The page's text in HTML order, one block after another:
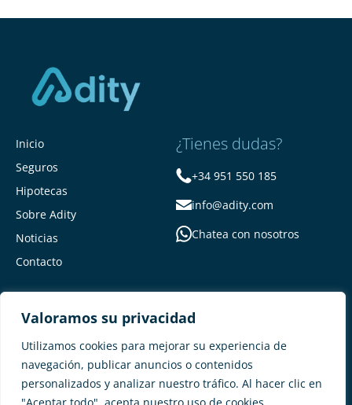
Valoramos su privacidad
Utilizamos cookies para mejorar su experiencia de
navegación, publicar anuncios o contenidos
personalizados y analizar nuestro tráfico. Al hacer clic en
Inicio
Seguros
Hipotecas
Sobre Adity
Noticias
Contacto
¿Tienes dudas?
+34 951 550 185
info@adity.com
Chatea con nosotros
Adity Seguros – Mapa del Sitio –